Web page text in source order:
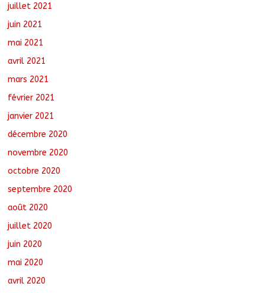
juillet 2021
juin 2021
mai 2021
avril 2021
mars 2021
février 2021
janvier 2021
décembre 2020
novembre 2020
octobre 2020
septembre 2020
août 2020
juillet 2020
juin 2020
mai 2020
avril 2020